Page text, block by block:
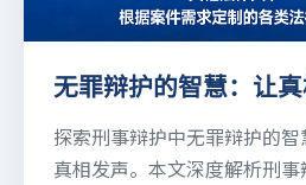
无罪辩护的智慧：让
探索刑事辩护中无罪辩护的
真相发声。本文深度解析刑